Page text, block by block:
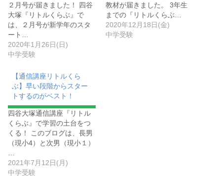
２月号が届きました！ 四谷
大塚『リトルくらぶ』で
は、２月号が新学年のスタ
ート…
2020年1月26日(日)
中学受験
教材が届きました。 3年生
までの『リトルくらぶ…
2020年12月18日(金)
中学受験
【通信講座リトルくら
ぶ】早い段階からスター
トするのがベスト！
四谷大塚通信講座『リトル
くらぶ』で学習の土台をつ
くる！ このブログは、長男
（現小4）と次男（現小１）
2021年7月12日(月)
中学受験